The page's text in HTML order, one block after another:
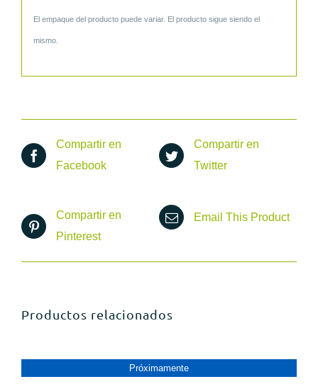
El empaque del producto puede variar. El producto sigue siendo el
mismo.
Compartir en
Facebook
Compartir en
Twitter
Compartir en
Pinterest
Email This Product
Productos relacionados
Próximamente
PRóXIMAMENTE